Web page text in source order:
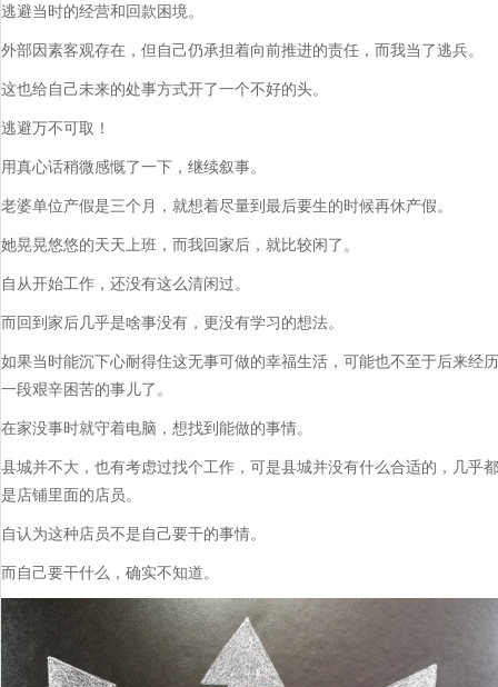
逃避当时的经营和回款困境。
外部因素客观存在，但自己仍承担着向前推进的责任，而我当了逃兵。
这也给自己未来的处事方式开了一个不好的头。
逃避万不可取！
用真心话稍微感慨了一下，继续叙事。
老婆单位产假是三个月，就想着尽量到最后要生的时候再休产假。
她晃晃悠悠的天天上班，而我回家后，就比较闲了。
自从开始工作，还没有这么清闲过。
而回到家后几乎是啥事没有，更没有学习的想法。
如果当时能沉下心耐得住这无事可做的幸福生活，可能也不至于后来经历
一段艰辛困苦的事儿了。
在家没事时就守着电脑，想找到能做的事情。
县城并不大，也有考虑过找个工作，可是县城并没有什么合适的，几乎都
是店铺里面的店员。
自认为这种店员不是自己要干的事情。
而自己要干什么，确实不知道。​